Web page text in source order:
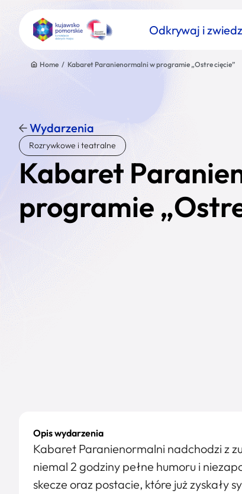
Odkrywaj i
Znajdź atrakcję
Nazwa atrakcji
Home / Kabaret Paranienormalni w programie „Ostre cięcie”
Wydarzenia
Rozrywkowe i teatralne
Kabaret
programie
Opis wydarzenia
Kabaret Paranienormalni nadchodzi z
niemal 2 godziny pełne humoru i
skecze oraz postacie, które już zyskały